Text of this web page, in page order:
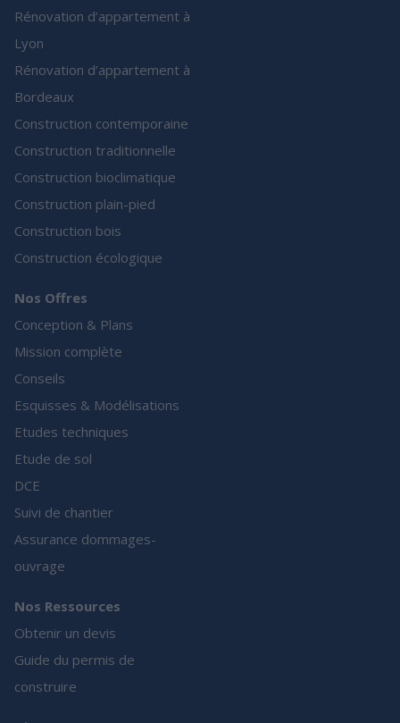
Rénovation d’appartement à
Lyon
Rénovation d’appartement à
Bordeaux
Construction contemporaine
Construction traditionnelle
Construction bioclimatique
Construction plain-pied
Construction bois
Construction écologique
Nos Offres
Conception & Plans
Mission complète
Conseils
Esquisses & Modélisations
Etudes techniques
Etude de sol
DCE
Suivi de chantier
Assurance dommages-
ouvrage
Nos Ressources
Obtenir un devis
Guide du permis de
construire